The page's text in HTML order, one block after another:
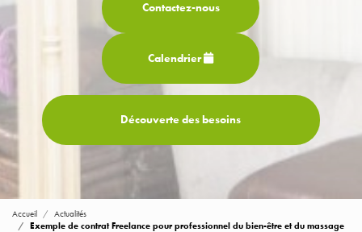
Contactez-nous
Calendrier
Découverte des besoins
Accueil
Actualités
Exemple de contrat Freelance pour professionnel du bien-être et du massage